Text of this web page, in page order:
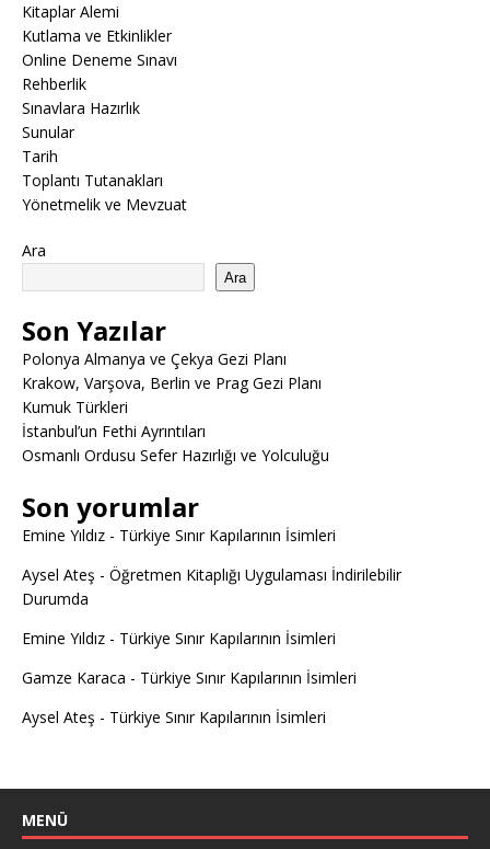
Kitaplar Alemi
Kutlama ve Etkinlikler
Online Deneme Sınavı
Rehberlik
Sınavlara Hazırlık
Sunular
Tarih
Toplantı Tutanakları
Yönetmelik ve Mevzuat
Ara
Ara
Son Yazılar
Polonya Almanya ve Çekya Gezi Planı
Krakow, Varşova, Berlin ve Prag Gezi Planı
Kumuk Türkleri
İstanbul’un Fethi Ayrıntıları
Osmanlı Ordusu Sefer Hazırlığı ve Yolculuğu
Son yorumlar
Emine Yıldız - Türkiye Sınır Kapılarının İsimleri
Aysel Ateş - Öğretmen Kitaplığı Uygulaması İndirilebilir
Durumda
Emine Yıldız - Türkiye Sınır Kapılarının İsimleri
Gamze Karaca - Türkiye Sınır Kapılarının İsimleri
Aysel Ateş - Türkiye Sınır Kapılarının İsimleri
MENÜ